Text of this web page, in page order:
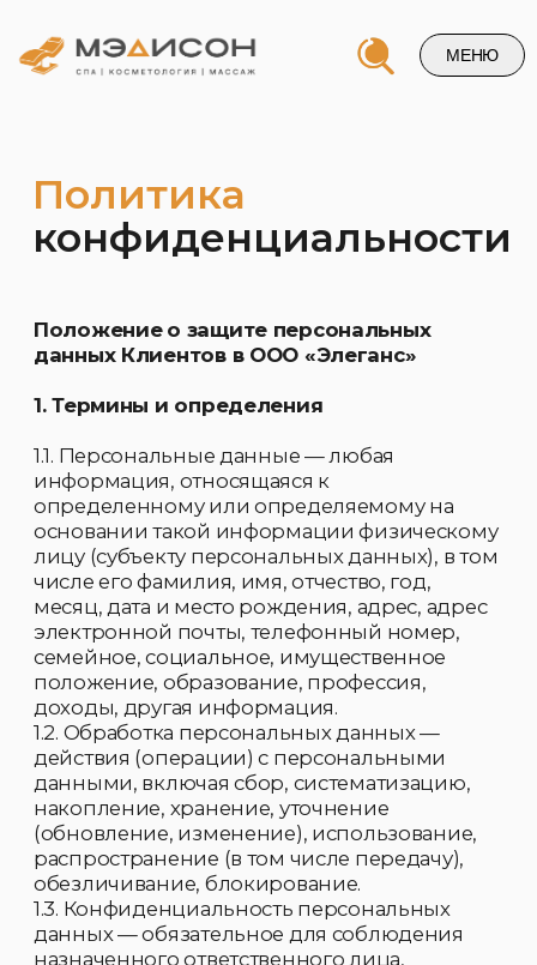
+7
Я ознакомлен с Политикой конфиденциальности
ОТПРАВИТЬ
Положениео защите персональных
данных Клиентов в ООО «Элеганс»
1.1. Персональные данные — любая
информация, относящаяся к
определенному или определяемому на
лицу (субъекту персональных данных), в том
числе его фамилия, имя, отчество, год,
электронной почты, телефонный номер,
семейное, социальное, имущественное
положение, образование, профессия,
доходы, другая информация.
1.2. Обработка персональных данных —
действия (операции) с персональными
данными, включая сбор, систематизацию,
накопление, хранение, уточнение
(обновление, изменение), использование,
распространение (в том числе передачу),
обезличивание, блокирование.
1.3. Конфиденциальность персональных
данных — обязательное для соблюдения
назначенного ответственного лица,
получившего доступ к персональным
данным, требование не допускать их
распространения без согласия субъекта или
иного законного основания.
1.4. Распространение персональных данных
— действия, направленные на передачу
персональных данных определенному
кругу лиц (передача персональных данных)
или на ознакомление с персональными
данными неограниченного круга лиц, в том
числе обнародование персональных
данных в средствах массовой информации,
размещение в информационно-
телекоммуникационных сетях или
предоставление доступа к персональным